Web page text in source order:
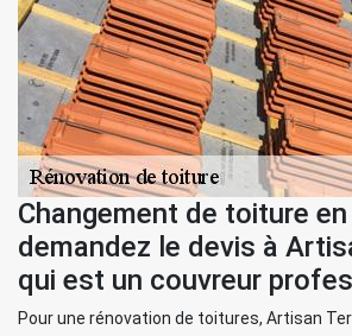
Changement de toiture
demandez le devis à
qui est un couvreur
Pour une rénovation de toitures, Artisan